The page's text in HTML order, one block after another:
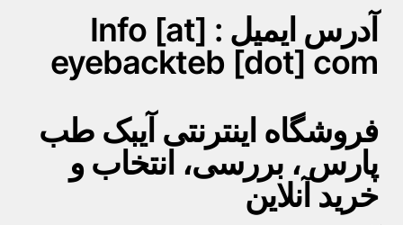
آدرس ایمیل : Info [at]
eyebackteb [dot] com
فروشگاه اینترنتی آیبک طب
پارس ، بررسی، انتخاب و
خرید آنلاین